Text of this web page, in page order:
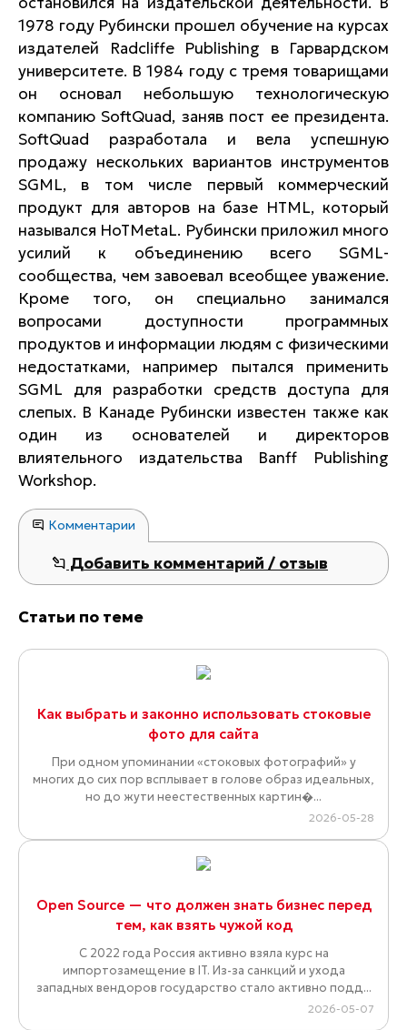
1978 году Рубински прошел обучение на курсах
издателей Radcliffe Publishing в Гарвардском
университете. В 1984 году с тремя товарищами
он основал небольшую технологическую
компанию SoftQuad, заняв пост ее президента.
SoftQuad разработала и вела успешную
продажу нескольких вариантов инструментов
SGML, в том числе первый коммерческий
продукт для авторов на базе HTML, который
назывался HoTMetaL. Рубински приложил много
усилий к объединению всего SGML-
сообщества, чем завоевал всеобщее уважение.
Кроме того, он специально занимался
вопросами доступности программных
продуктов и информации людям с физическими
недостатками, например пытался применить
SGML для разработки средств доступа для
слепых. В Канаде Рубински известен также как
один из основателей и директоров
влиятельного издательства Banff Publishing
Workshop.
Комментарии
Добавить комментарий / отзыв
Статьи по теме
Как выбрать и законно использовать стоковые
фото для сайта
При одном упоминании «стоковых фотографий» у
многих до сих пор всплывает в голове образ идеальных,
но до жути неестественных картин�...
2026-05-28
Open Source — что должен знать бизнес перед
тем, как взять чужой код
С 2022 года Россия активно взяла курс на
импортозамещение в IT. Из-за санкций и ухода
западных вендоров государство стало активно подд...
2026-05-07